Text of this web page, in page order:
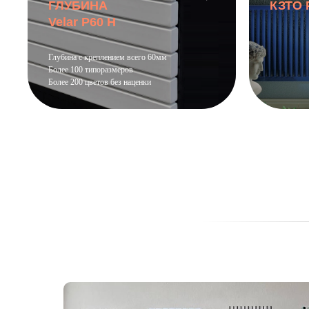
ГЛУБИНА
Velar P60 H
Глубина с креплением всего 60мм
Более 100 типоразмеров
Более 200 цветов без наценки
КЗТО